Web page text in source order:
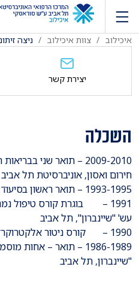
איכילוב צוות איכילוב ניצה
השכלה
2009-2010 – תואר שני
חירום ואסון, אוניברסיטת תל אביב
1993-1995 – תואר ראשון בסיעוד BA, אוניברסיטת תל אביב
1991 – בוגרת קורס טיפול
עש' "שיינברון", תל אביב
1990 – קורס ניטור אלקטרוקרדיוגרפי, שח"ל, שירותים רפואיים
1986-1989 – תואר –
"שיינברון, תל אביב
יצירת קשר